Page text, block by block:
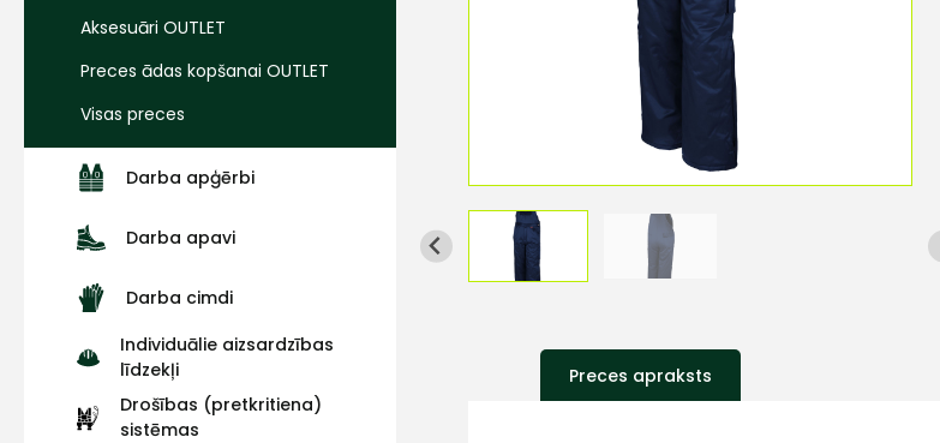
Aksesuāri OUTLET
Preces ādas kopšanai OUTLET
Visas preces
Darba apģērbi
Darba apavi
Darba cimdi
Individuālie aizsardzības
līdzekļi
Drošības (pretkritiena)
sistēmas
Preces apraksts